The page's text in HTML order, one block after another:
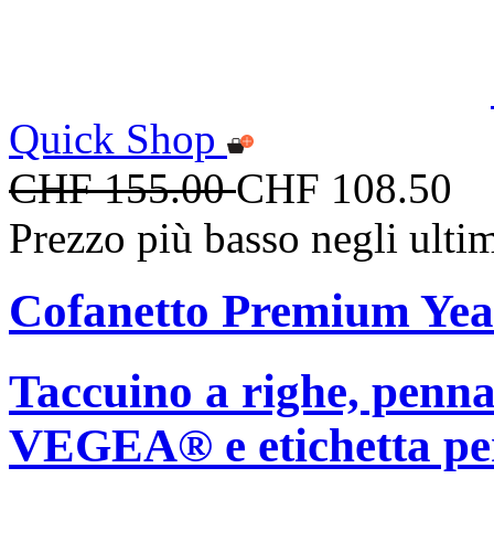
Quick Shop
CHF 155.00CHF 108.50
Prezzo più basso negli
Cofanetto Premium
Taccuino a righe,
VEGEA® e etichetta